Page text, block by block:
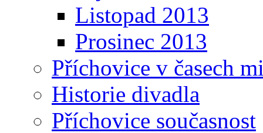
Listopad 2013
Prosinec 2013
Příchovice v časech
Historie divadla
Příchovice současnost